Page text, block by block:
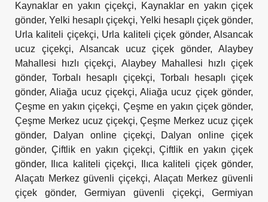
Kaynaklar en yakın çiçekçi,
Kaynaklar en yakın çiçek
gönder, Yelki hesaplı çiçekçi, Yelki hesaplı çiçek gönder,
Urla kaliteli çiçekçi, Urla kaliteli çiçek gönder,Alsancak
ucuz çiçekçi, Alsancak ucuz çiçek gönder,Alaybey
Mahallesi hızlı çiçekçi, Alaybey Mahallesi hızlı çiçek
gönder,Torbalı hesaplı çiçekçi, Torbalı hesaplı çiçek
gönder,Aliağa ucuz çiçekçi,Aliağa ucuz çiçek gönder,
Çeşme en yakın çiçekçi, Çeşme en yakın çiçek gönder,
Çeşme Merkez ucuz çiçekçi,Çeşme Merkez ucuz çiçek
gönder, Dalyan online çiçekçi, Dalyan online çiçek
gönder, Çiftlik en yakın çiçekçi,Çiftlik en yakın çiçek
gönder, Ilıca kaliteli çiçekçi, Ilıca kaliteli çiçek gönder,
Alaçatı Merkez güvenli çiçekçi, Alaçatı Merkez güvenli
çiçek gönder, Germiyan güvenli çiçekçi, Germiyan